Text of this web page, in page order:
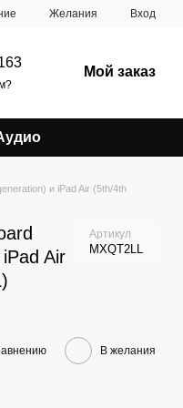
Желания Вход
Мой заказ
и iPad Air (5th/4th
Air
Артикул
MXQT2LL
В желания